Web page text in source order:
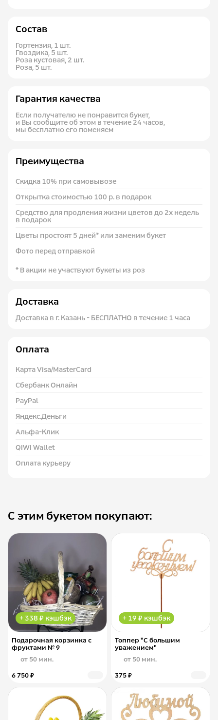
Состав
Гортензия, 1 шт.
Гвоздика, 5 шт.
Роза кустовая, 2 шт.
Роза, 5 шт.
Гарантия качества
Если получателю не понравится букет,
и Вы сообщите об этом в течение 24 часов,
мы бесплатно его поменяем
Преимущества
Скидка 10% при самовывозе
Открытка стоимостью 100 р. в подарок
Средство для продления жизни цветов до 2х недель
в подарок
Цветы простоят 5 дней* или заменим букет
Фото перед отправкой
* В акции не участвуют букеты из роз
Доставка
Доставка в г. Казань - БЕСПЛАТНО в течение 1 часа
Оплата
Карта Visa/MasterCard
Сбербанк Онлайн
PayPal
Яндекс.Деньги
Альфа-Клик
QIWI Wallet
Оплата курьеру
С этим букетом покупают:
+ 338 ₽ кэшбэк
Подарочная корзинка с
фруктами № 9
от 50 мин.
6 750 ₽
+ 19 ₽ кэшбэк
Топпер "С большим
уважением"
от 50 мин.
375 ₽